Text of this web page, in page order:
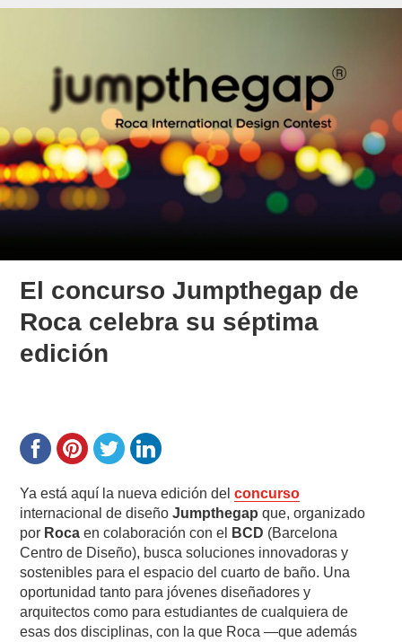
El concurso Jumpthegap de
Roca celebra su séptima
edición
Ya está aquí la nueva edición delconcurso
internacional de diseñoJumpthegap que, organizado
por Roca en colaboración con el BCD (Barcelona
Centro de Diseño), busca soluciones innovadoras y
sostenibles para el espacio del cuarto de baño. Una
oportunidad tanto para jóvenes diseñadores y
arquitectos como para estudiantes de cualquiera de
esas dos disciplinas, con la que Roca —que además